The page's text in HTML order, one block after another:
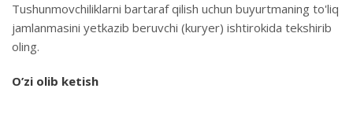
Tushunmovchiliklarni bartaraf qilish uchun buyurtmaning to'liq
jamlanmasini yetkazib beruvchi (kuryer) ishtirokida tekshirib
oling.
O’zi olib ketish